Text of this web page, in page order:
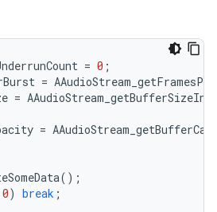
= 0 ;
=
=
=
();
0) break ;